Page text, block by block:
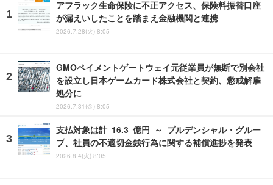
アフラック生命保険に不正アクセス、保険料振替口座
が漏えいしたことを踏まえ金融機関と連携
2026.7.28(火) 8:05
GMOペイメントゲートウェイ元従業員が無断で別会社
を設立し日本ゲームカード株式会社と契約、懲戒解雇
処分に
2026.7.31(金) 8:05
支払対象は計 16.3 億円 ～ プルデンシャル・グルー
プ、社員の不適切金銭行為に関する補償進捗を発表
2026.8.4(火) 8:05